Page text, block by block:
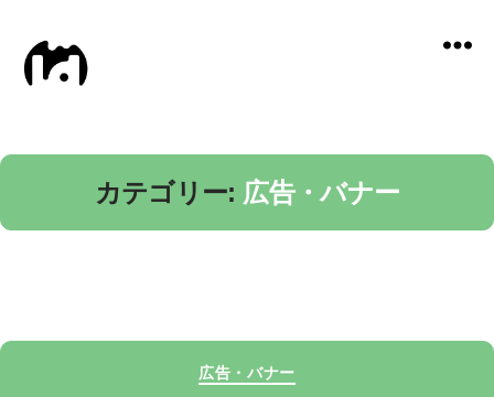
カテゴリー: 広告・バナー
カ
広告・バナー